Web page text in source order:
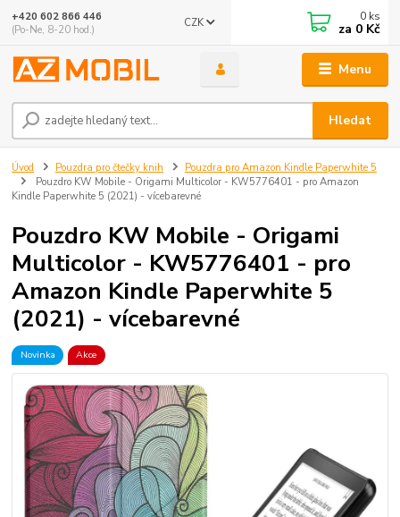
Menu
CZK
Hledat
+420 602 866 446
(Po-Ne, 8-20 hod.)
0 ks
za 0 Kč
Úvod Pouzdra pro čtečky knih
Pouzdra pro Amazon Kindle Paperwhite 5
Pouzdro KW Mobile - Origami Multicolor - KW5776401 - pro Amazon
Kindle Paperwhite 5 (2021) - vícebarevné
Pouzdro KW Mobile - Origami
Multicolor - KW5776401 - pro
Amazon Kindle Paperwhite 5
(2021) - vícebarevné
Novinka Akce